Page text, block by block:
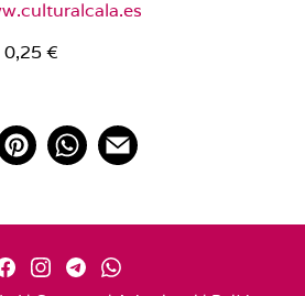
0,25 €